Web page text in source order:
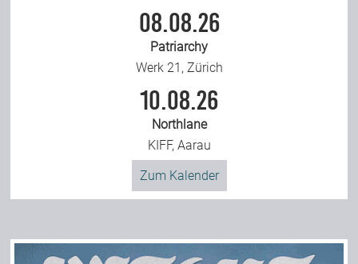
08.08.26
Patriarchy
Werk 21, Zürich
10.08.26
Northlane
KIFF, Aarau
Zum Kalender